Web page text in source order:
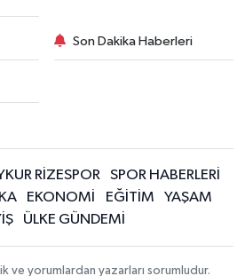
Son Dakika Haberleri
RİZESPOR
SPOR HABERLERİ
EKONOMİ EĞİTİM
YAŞAM
ÜLKE GÜNDEMİ
ve yorumlardan yazarları sorumludur.